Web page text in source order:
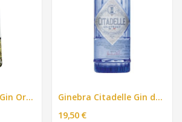
Ginebra Sloane’s Gin Original Holandesa bot.70cl Ginebra Citadelle Gin de France 70cl
19,50 €